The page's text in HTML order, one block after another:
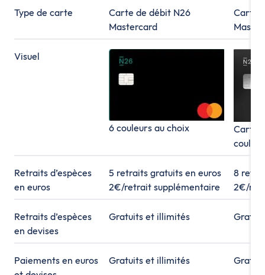
Type de carte
Carte de débit N26
Mastercard
Carte
Visuel
6 couleurs au choix
Carte
Retraits d’espèces
en euros
5 retraits gratuits en euros
2€/retrait supplémentaire
8
2€/
Retraits d’espèces
en devises
Gratuits et illimités
Paiements en euros
Gratuits et illimités